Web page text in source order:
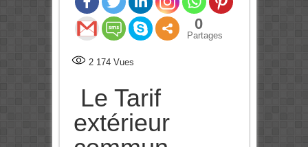
0
Partages
2 174Vues
Le Tarif
extérieur